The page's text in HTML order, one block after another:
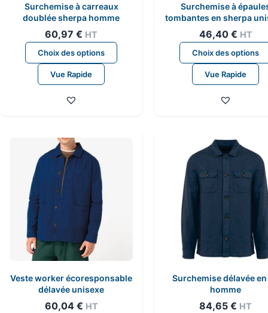
Surchemise à carreaux
doublée sherpa homme
60,97 € HT
Choix des options
Ce
produit
Vue Rapide
Surchemise à
tombantes en sherpa
46,40 € HT
Choix des options
Vue Rapide
Veste worker écoresponsable
délavée unisexe
60,04 € HT
Surchemise délavée
homme
84,65 € HT